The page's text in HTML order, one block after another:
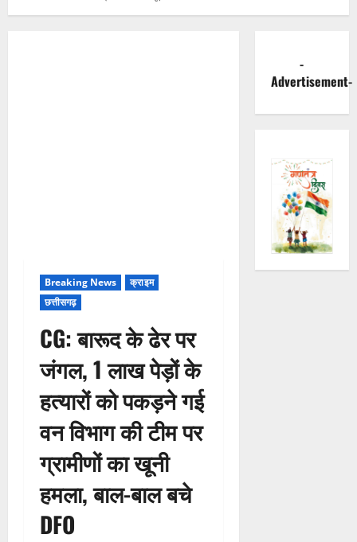
Breaking News
क्राइम
छत्तीसगढ़
CG: बारूद के ढेर पर
जंगल, 1 लाख पेड़ों के
हत्यारों को पकड़ने गई
वन विभाग की टीम पर
ग्रामीणों का खूनी
हमला, बाल-बाल बचे
DFO
-
Advertisement-